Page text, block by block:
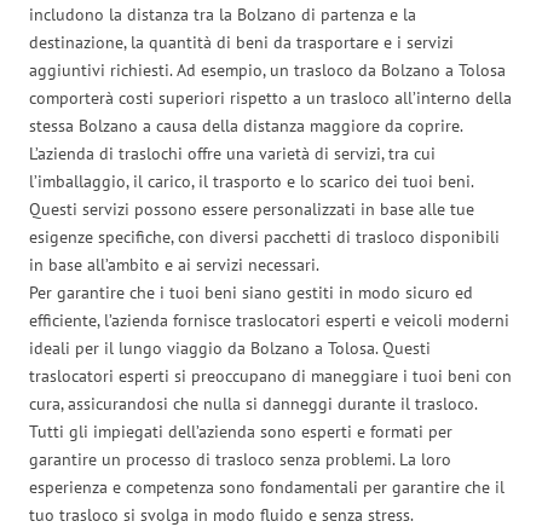
includono la distanza tra la Bolzano di partenza e la
destinazione, la quantità di beni da trasportare e i servizi
aggiuntivi richiesti. Ad esempio, un trasloco da Bolzano a Tolosa
comporterà costi superiori rispetto a un trasloco all’interno della
stessa Bolzano a causa della distanza maggiore da coprire.
L’azienda di traslochi offre una varietà di servizi, tra cui
l’imballaggio, il carico, il trasporto e lo scarico dei tuoi beni.
Questi servizi possono essere personalizzati in base alle tue
esigenze specifiche, con diversi pacchetti di trasloco disponibili
in base all’ambito e ai servizi necessari.
Per garantire che i tuoi beni siano gestiti in modo sicuro ed
efficiente, l’azienda fornisce traslocatori esperti e veicoli moderni
ideali per il lungo viaggio da Bolzano a Tolosa. Questi
traslocatori esperti si preoccupano di maneggiare i tuoi beni con
cura, assicurandosi che nulla si danneggi durante il trasloco.
Tutti gli impiegati dell’azienda sono esperti e formati per
garantire un processo di trasloco senza problemi. La loro
esperienza e competenza sono fondamentali per garantire che il
tuo trasloco si svolga in modo fluido e senza stress.